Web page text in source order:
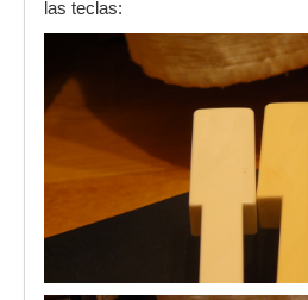
las teclas: